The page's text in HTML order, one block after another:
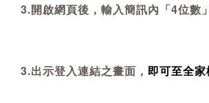
3.開啟網頁後，輸入簡訊內「4位數
3.出示登入連結之畫面， 即可至全